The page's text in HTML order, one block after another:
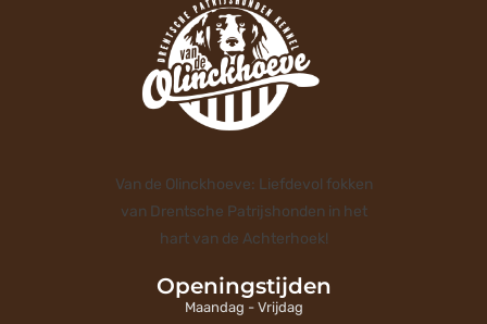
Van de Olinckhoeve: Liefdevol fokken
van Drentsche Patrijshonden in het
hart van de Achterhoek!
Openingstijden
Maandag - Vrijdag